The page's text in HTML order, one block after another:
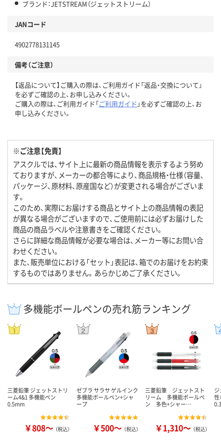
ブランド：JETSTREAM（ジェットストリーム）
JANコード
4902778131145
備考（ご注意）
【返品について】ご購入の際は、ご利用ガイド「返品・交換について」
を必ずご確認の上、お申し込みください。
ご購入の際は、ご利用ガイド「ご利用ガイド 」を必ずご確認の上、お
申し込みください。
※ご注意【免責】
アスクルでは、サイト上に最新の商品情報を表示するよう努め
ておりますが、メーカーの都合等により、商品規格・仕様（容量、
パッケージ、原材料、原産国など）が変更される場合がございま
す。
このため、実際にお届けする商品とサイト上の商品情報の表記
が異なる場合がございますので、ご使用前には必ずお届けした
商品の商品ラベルや注意書きをご確認ください。
さらに詳細な商品情報が必要な場合は、メーカー等にお問い合
わせください。
また、販売単位における「セット」表記は、箱でのお届けをお約束
するものではありません。あらかじめご了承ください。
多機能ボールペンの売れ筋ランキング
三菱鉛筆 ジェットストリ
ーム4&1 多機能ペン
0.5mm
￥808～ （税込）
ゼブラ サラサ ゲルインク
多機能ボールペン+シャ
ープ
￥500～ （税込）
三菱鉛筆 ジェットスト
リーム 多機能ボールペ
ン 多色+シャー…
￥1,310～ （税込）